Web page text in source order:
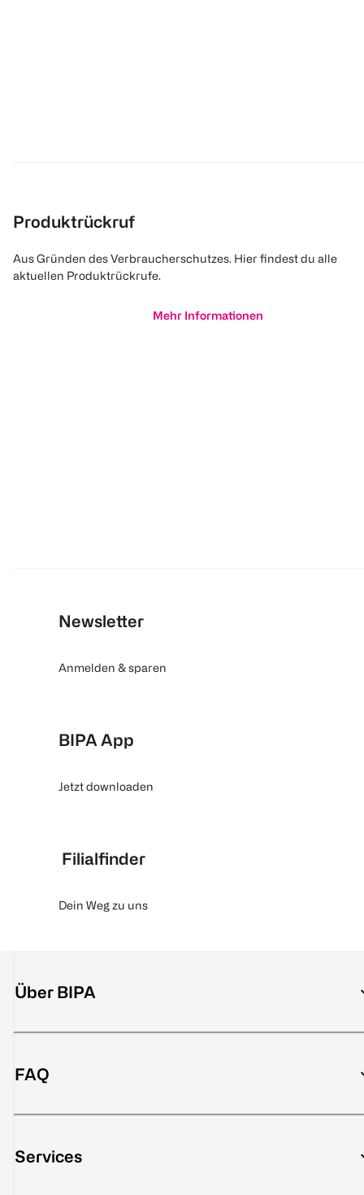
Produktrückruf
Aus Gründen des Verbraucherschutzes. Hier findest du alle
aktuellen Produktrückrufe.
Mehr Informationen
Newsletter
Anmelden & sparen
BIPA App
Jetzt downloaden
Filialfinder
Dein Weg zu uns
Über BIPA
FAQ
Services